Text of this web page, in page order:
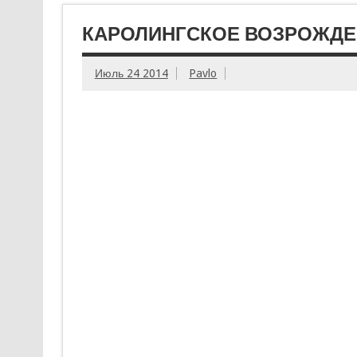
КАРОЛИНГСКОЕ
Июль 24 2014 Pavlo